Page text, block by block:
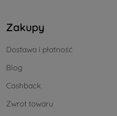
Zakupy
Dostawa i płatność
Blog
Cashback
Zwrot towaru